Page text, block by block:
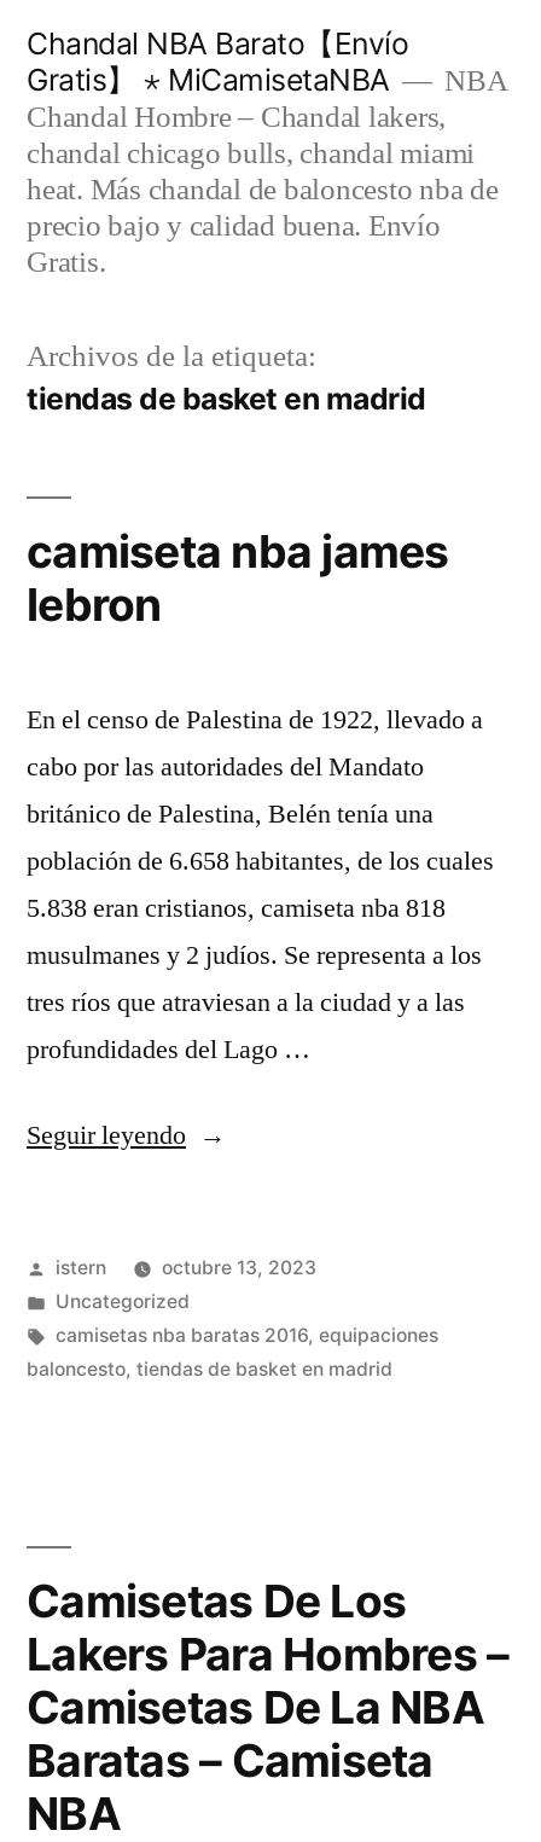
contenido
Chandal NBA Barato【Envío
Gratis】 ⋆ MiCamisetaNBA
NBA
Chandal Hombre – Chandal lakers,
chandal chicago bulls, chandal miami
heat. Más chandal de baloncesto nba de
precio bajo y calidad buena. Envío
Gratis.
Archivos de la etiqueta:
tiendas de basket en madrid
camiseta nba james
lebron
En el censo de Palestina de 1922, llevado a
cabo por las autoridades del Mandato
británico de Palestina, Belén tenía una
población de 6.658 habitantes, de los cuales
5.838 eran cristianos, camiseta nba 818
musulmanes y 2 judíos. Se representa a los
tres ríos que atraviesan a la ciudad y a las
profundidades del Lago …
Seguir leyendo«camiseta
lebron»
Publicado
por
istern
octubre 13, 2023
Publicado
en
Uncategorized
Etiquetas:
camisetas nba baratas 2016, equipaciones
baloncesto, tiendas de basket en madrid
Camisetas De Los
Lakers Para Hombres –
Camisetas De La NBA
Baratas – Camiseta
NBA